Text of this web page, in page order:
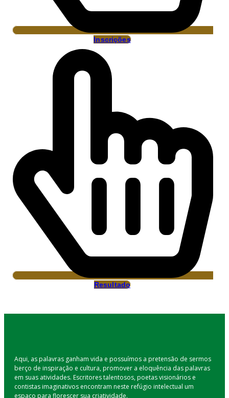
Inscrições
Resultado
Aqui, as palavras ganham vida e possuímos a pretensão de sermos
berço de inspiração e cultura, promover a eloquência das palavras
em suas atividades. Escritores talentosos, poetas visionários e
contistas imaginativos encontram neste refúgio intelectual um
espaço para florescer sua criatividade.